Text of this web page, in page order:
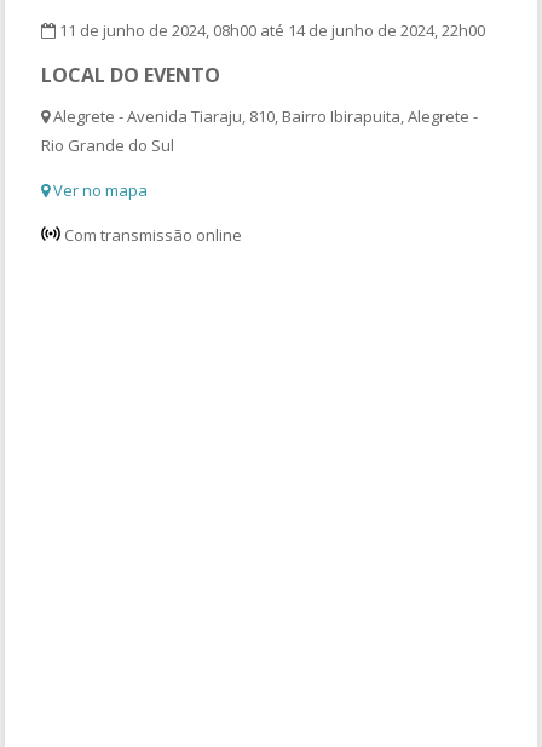
11 de junho de 2024, 08h00 até 14 de junho de 2024, 22h00
LOCAL DO EVENTO
Alegrete - Avenida Tiaraju, 810, Bairro Ibirapuita, Alegrete -
Rio Grande do Sul
Ver no mapa
Com transmissão online